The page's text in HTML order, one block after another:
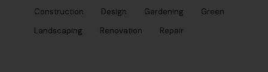
Construction Design Gardening
Green
Landscaping
Renovation Repair